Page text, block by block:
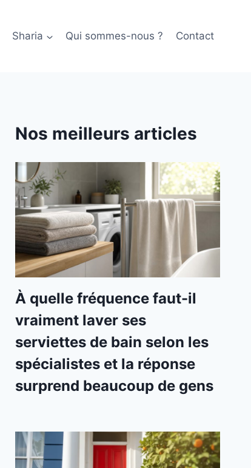
Sharia Qui sommes-nous ? Contact
Nos meilleurs articles
À quelle fréquence faut-il
vraiment laver ses
serviettes de bain selon les
spécialistes et la réponse
surprend beaucoup de gens